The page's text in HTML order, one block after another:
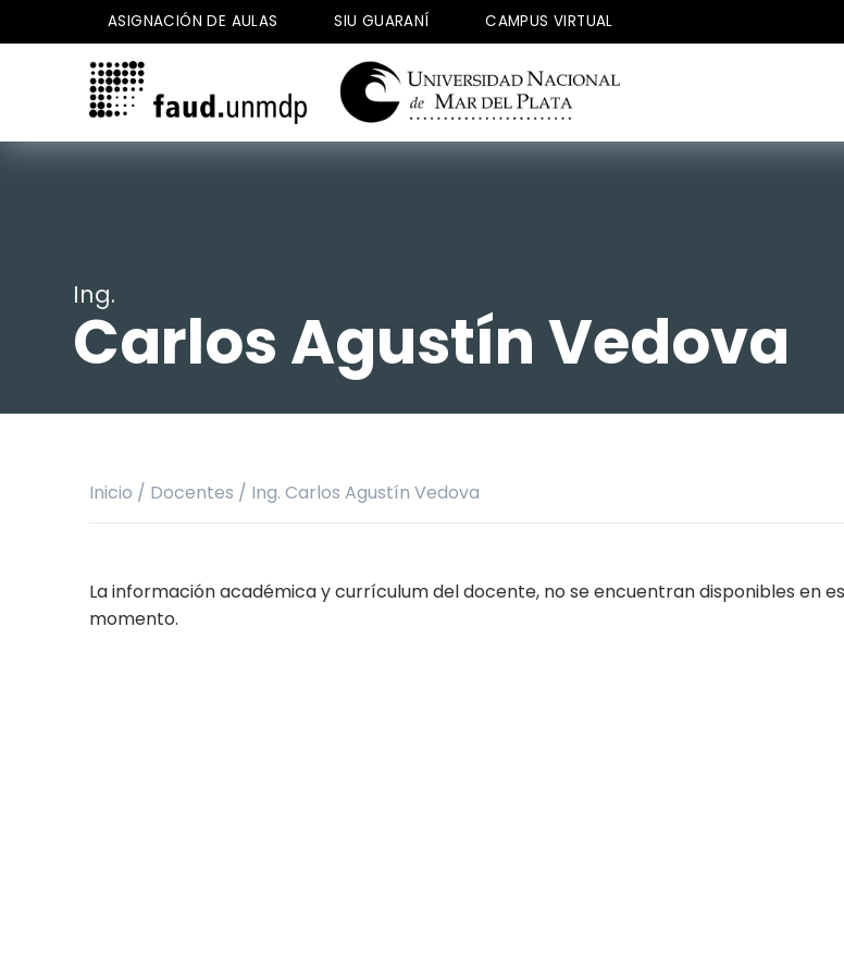
al
ASIGNACIÓN DE AULAS SIU GUARANÍ CAMPUS VIRTUAL
Ing.
Carlos Agustín Vedova
Inicio / Docentes / Ing. Carlos Agustín Vedova
La información académica y currículum del docente, no se encuentran disponibles en
momento.